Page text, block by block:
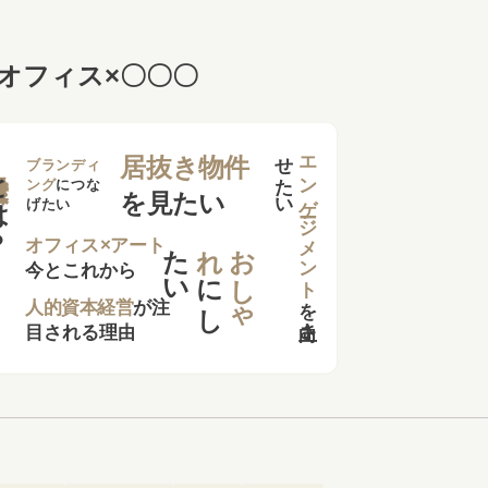
フィス×〇〇〇
ブランディ
ングにつな
げたい
居抜き物件
を見たい
オフィス×アート
今とこれから
人的資本経営が注
目される理由
お
し
ゃ
れ
に
し
た
い エンゲージメント
を
向上さ
せ
た
い